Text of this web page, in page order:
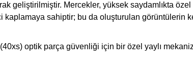
geliştirilmiştir. Mercekler, yüksek saydamlıkta
kaplamaya sahiptir; bu da oluşturulan görüntülerin
optik parça güvenliği için bir özel yaylı